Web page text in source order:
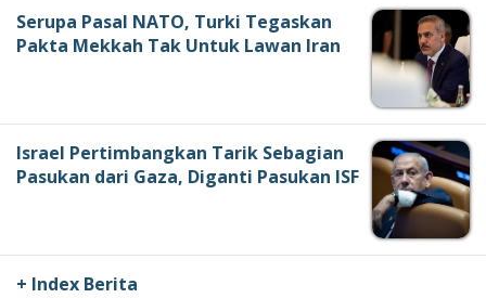
Serupa Pasal NATO, Turki Tegaskan
Pakta Mekkah Tak Untuk Lawan Iran
Israel Pertimbangkan Tarik Sebagian
Pasukan dari Gaza, Diganti Pasukan ISF
+ Index Berita